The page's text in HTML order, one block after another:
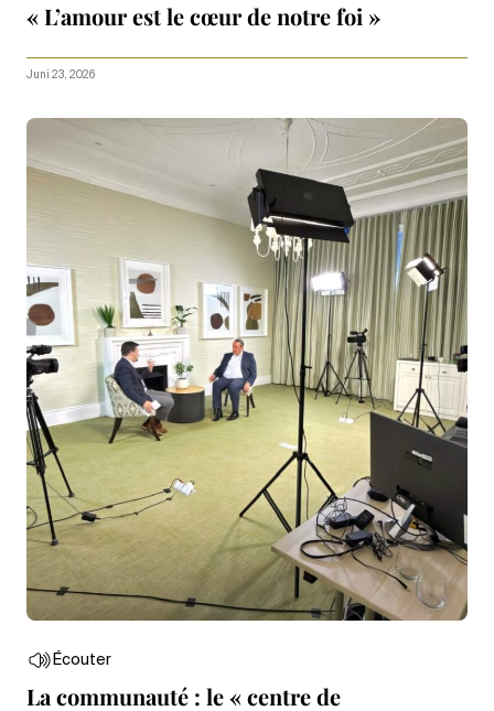
« L’amour est le cœur de notre foi »
Juni 23, 2026
Écouter
La communauté : le « centre de